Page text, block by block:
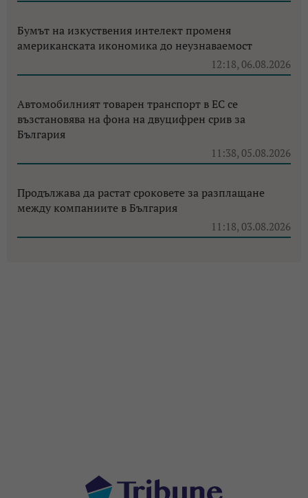
Бумът на изкуствения интелект променя
американската икономика до неузнаваемост
12:18, 06.08.2026
Автомобилният товарен транспорт в ЕС се
възстановява на фона на двуцифрен срив за
България
11:38, 05.08.2026
Продължава да растат сроковете за разплащане
между компаниите в България
11:18, 03.08.2026